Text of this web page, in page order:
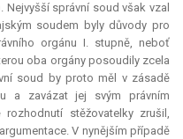
Nejvyšší správní soud však vzal
soudem byly důvody pro
orgánu I. stupně, neboť
oba orgány posoudily zcela
soud by proto měl v zásadě
a zavázat jej svým právním
stěžovatelky zrušil,
V nynějším případě